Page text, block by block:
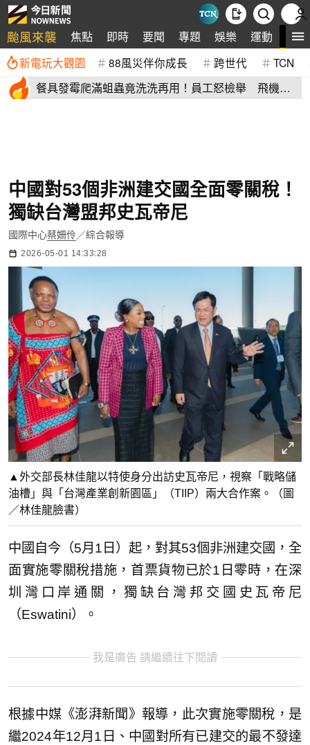
颱風來襲 焦點 即時 要聞 專題 娛樂 運動 全
新電玩大觀園 88風災伴你成長 跨世代 TCN
餐具發霉爬滿蛆蟲竟洗洗再用！員工怒檢舉 飛機餐
中國對53個非洲建交國全面零關稅！
獨缺台灣盟邦史瓦帝尼
國際中心蔡姍伶／綜合報導
2026-05-01 14:33:28
▲外交部長林佳龍以特使身分出訪史瓦帝尼，視察「戰略儲
油槽」與「台灣產業創新園區」（TIIP）兩大合作案。（圖
／林佳龍臉書）
中國自今（5月1日）起，對其53個非洲建交國，全
面實施零關稅措施，首票貨物已於1日零時，在深
圳灣口岸通關，獨缺台灣邦交國史瓦帝尼
（Eswatini）。
我是廣告 請繼續往下閱讀
根據中媒《澎湃新聞》報導，此次實施零關稅，是
繼2024年12月1日、中國對所有已建交的最不發達